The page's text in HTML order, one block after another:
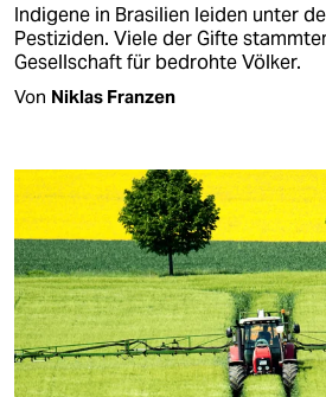
Indigene in Brasilien leiden unter
Pestiziden. Viele der Gifte
Gesellschaft für bedrohte Völker.
Von Niklas Franzen